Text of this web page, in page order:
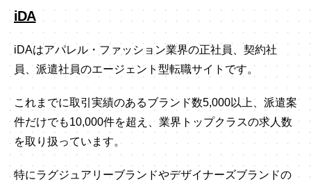
iDA
iDAはアパレル・ファッション業界の正社員、契約社
員、派遣社員のエージェント型転職サイトです。
これまでに取引実績のあるブランド数5,000以上、派遣案
件だけでも10,000件を超え、業界トップクラスの求人数
を取り扱っています。
特にラグジュアリーブランドやデザイナーズブランドの